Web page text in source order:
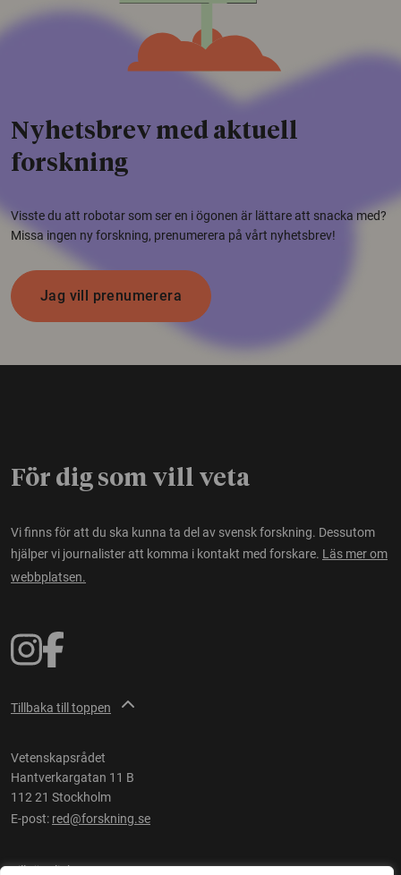
Nyhetsbrev med aktuell
forskning
Visste du att robotar som ser en i ögonen är lättare att snacka med?
Missa ingen ny forskning, prenumerera på vårt nyhetsbrev!
Jag vill prenumerera
För dig som vill veta
Vi finns för att du ska kunna ta del av svensk forskning. Dessutom
hjälper vi journalister att komma i kontakt med forskare. Läs mer om
webbplatsen.
Tillbaka till toppen
Vetenskapsrådet
Hantverkargatan 11 B
112 21 Stockholm
E-post: red@forskning.se
Tillgänglighet